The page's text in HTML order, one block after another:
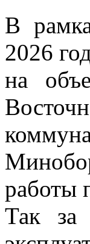
В
2026
на
работы
Так за